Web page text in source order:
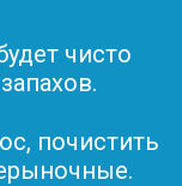
чисто
почистить